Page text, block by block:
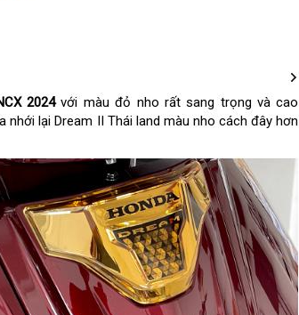
2024với màu đỏ nho rất sang trọng và cao
nhới lại Dream II Thái land màu nho cách đây hơn